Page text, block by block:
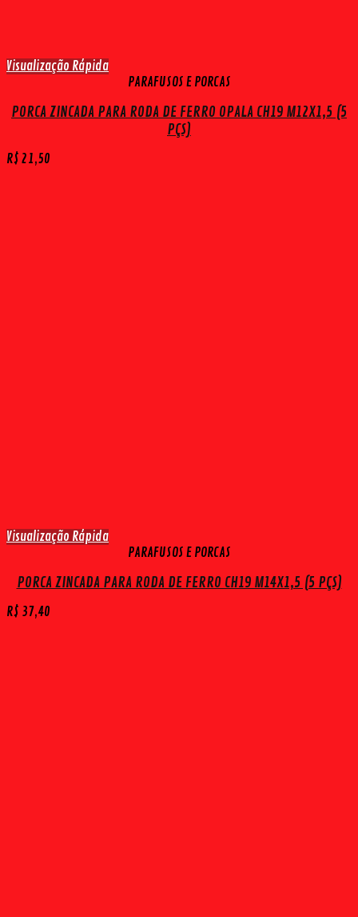
Visualização Rápida
PARAFUSOS E PORCAS
PORCA ZINCADA PARA RODA DE FERRO OPALA CH19 M12X1,5 (5
PÇS)
R$ 21,50
Visualização Rápida
PARAFUSOS E PORCAS
PORCA ZINCADA PARA RODA DE FERRO CH19 M14X1,5 (5 PÇS)
R$ 37,40